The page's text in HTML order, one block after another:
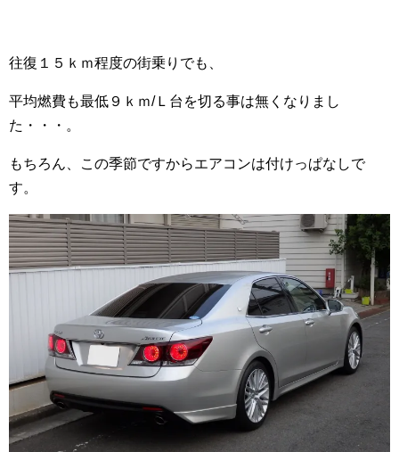
往復１５ｋｍ程度の街乗りでも、
平均燃費も最低９ｋｍ/Ｌ台を切る事は無くなりまし
た・・・。
もちろん、この季節ですからエアコンは付けっぱなしで
す。